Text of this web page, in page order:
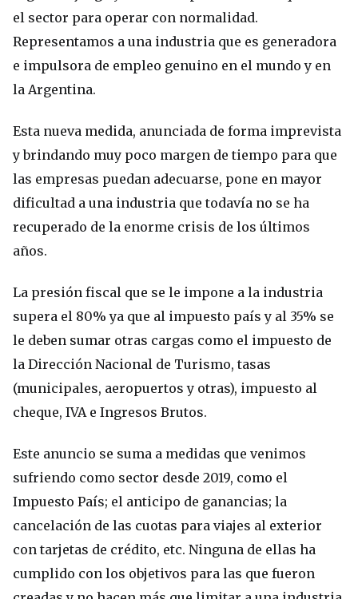
el sector para operar con normalidad.
Representamos a una industria que es generadora
e impulsora de empleo genuino en el mundo y en
la Argentina.
Esta nueva medida, anunciada de forma imprevista
y brindando muy poco margen de tiempo para que
las empresas puedan adecuarse, pone en mayor
dificultad a una industria que todavía no se ha
recuperado de la enorme crisis de los últimos
años.
La presión fiscal que se le impone a la industria
supera el 80% ya que al impuesto país y al 35% se
le deben sumar otras cargas como el impuesto de
la Dirección Nacional de Turismo, tasas
(municipales, aeropuertos y otras), impuesto al
cheque, IVA e Ingresos Brutos.
Este anuncio se suma a medidas que venimos
sufriendo como sector desde 2019, como el
Impuesto País; el anticipo de ganancias; la
cancelación de las cuotas para viajes al exterior
con tarjetas de crédito, etc. Ninguna de ellas ha
cumplido con los objetivos para las que fueron